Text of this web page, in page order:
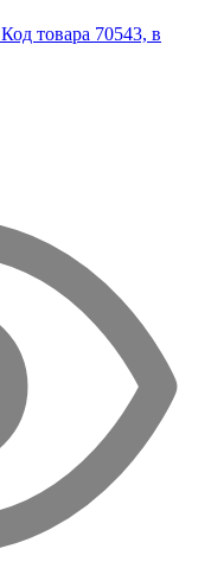
Код товара 70543, в